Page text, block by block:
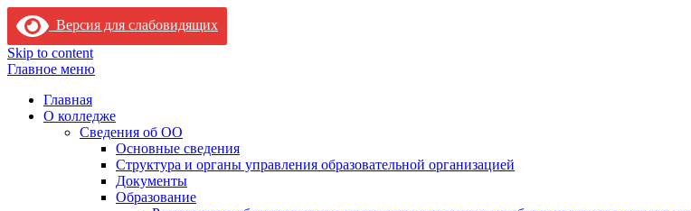
Версия для слабовидящих
Skip to content
Главное меню
Главная
О колледже
Сведения об ОО
Основные сведения
Структура и органы управления образовательной организацией
Документы
Образование